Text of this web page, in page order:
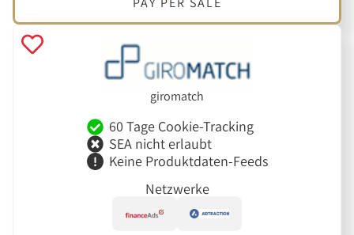
giromatch
60 Tage Cookie-Tracking
SEA nicht erlaubt
Keine Produktdaten-Feeds
Netzwerke